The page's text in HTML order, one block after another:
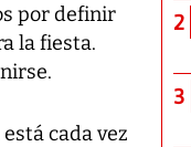
por definir
la fiesta.
cada vez
2
3